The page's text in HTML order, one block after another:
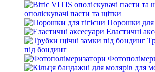
ополіскувачі пасти та щітки
Порошки для
Еластичні
під бондинг